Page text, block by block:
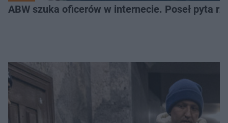
ABW szuka oficerów w internecie. Poseł pyta